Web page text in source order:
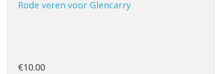
Rode veren voor Glencarry
€10.00